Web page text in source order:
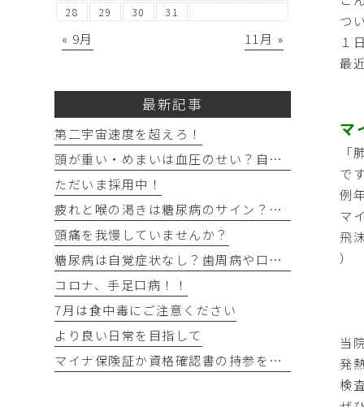
つ
１
最
マ
「
です
例
マ
飛
）
当
発
検
28
29 30 31
« 9月 11月 »
最新記事
第二宇宙速度を超えろ！
頭が重い・めまいは血圧のせい？自宅でできる確認法と受診目安
ただいま採用中！
疲れと喉の渇きは糖尿病のサイン？忙しい40代の受診目安
頭痛を我慢していませんか？
糖尿病は自覚症状なし？歯周病や口の渇きなど初期サイン5つと数値
コロナ、手足口病！！
7月は食中毒にご注意ください
より良い日常を目指して
マイナ保険証か資格確認書の持参をお願いします